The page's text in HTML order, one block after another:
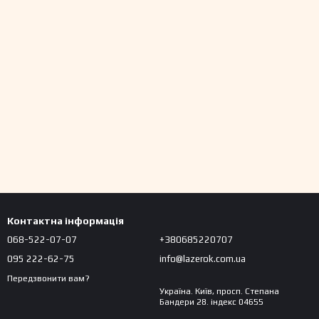
Контактна інформація
068-522-07-07
095 222-62-75
Передзвонити вам?
+380685220707
info@lazerok.com.ua
Україна. Київ, просп. Степана
Бандери 28. індекс 04655